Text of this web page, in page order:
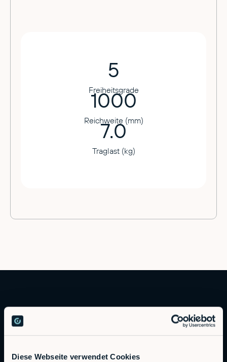
Diese Webseite verwendet Cookies
5
Freiheitsgrade
1000
Reichweite (mm)
7.0
Traglast (kg)